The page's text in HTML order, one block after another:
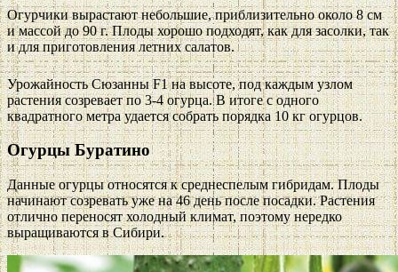
Огурчики вырастают небольшие, приблизительно около 8 см
и массой до 90 г. Плоды хорошо подходят, как для засолки, так
и для приготовления летних салатов.
Урожайность Сюзанны F1 на высоте, под каждым узлом
растения созревает по 3-4 огурца. В итоге с одного
квадратного метра удается собрать порядка 10 кг огурцов.
Огурцы Буратино
Данные огурцы относятся к среднеспелым гибридам. Плоды
начинают созревать уже на 46 день после посадки. Растения
отлично переносят холодный климат, поэтому нередко
выращиваются в Сибири.